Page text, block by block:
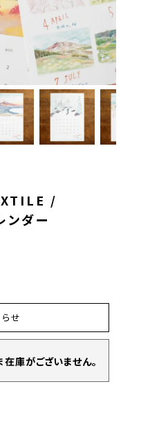
/
ダー
せ
庫がございません。